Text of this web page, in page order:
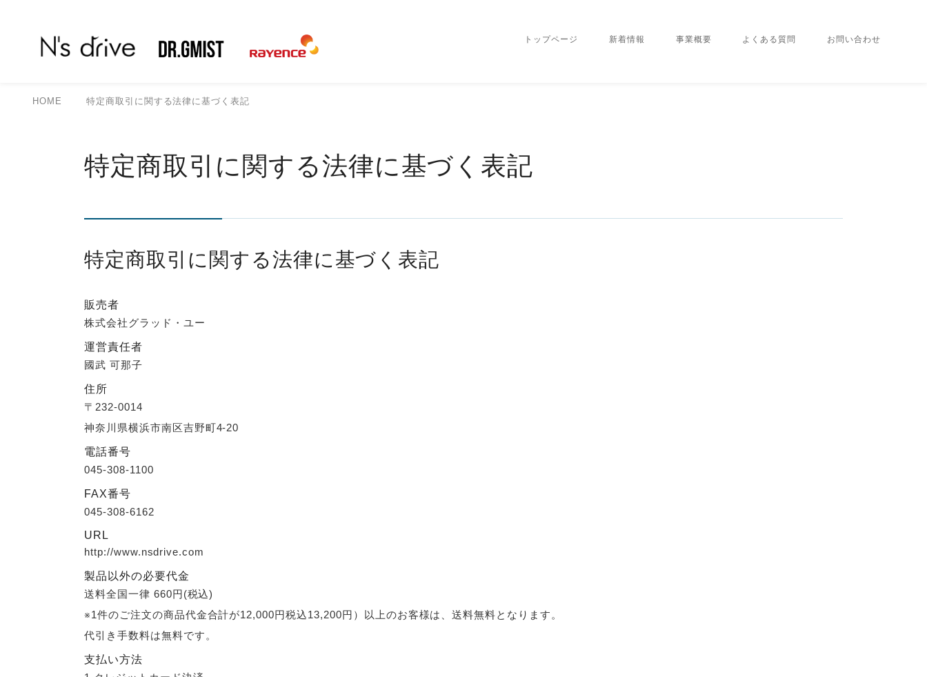
トップページ 新着情報 事業概要 よくある質問 お問い合わせ
HOME 特定商取引に関する法律に基づく表記
特定商取引に関する法律に基づく表記
特定商取引に関する法律に基づく表記
販売者
株式会社グラッド・ユー
運営責任者
國武 可那子
住所
〒232-0014
神奈川県横浜市南区吉野町4-20
電話番号
045-308-1100
FAX番号
045-308-6162
URL
http://www.nsdrive.com
製品以外の必要代金
送料全国一律 660円(税込)
※1件のご注文の商品代金合計が12,000円税込13,200円）以上のお客様は、送料無料となります。
代引き手数料は無料です。
支払い方法